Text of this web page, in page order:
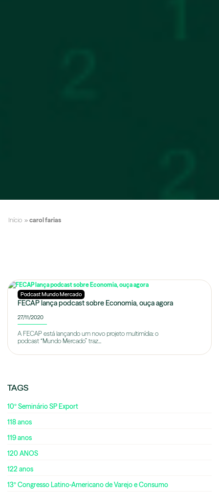
Início » carol farias
Podcast Mundo Mercado
FECAP lança podcast sobre Economia, ouça agora
27/11/2020
A FECAP está lançando um novo projeto multimídia: o
podcast “Mundo Mercado” traz...
TAGS
10º Seminário SP Export
118 anos
119 anos
120 ANOS
122 anos
13º Congresso Latino-Americano de Varejo e Consumo